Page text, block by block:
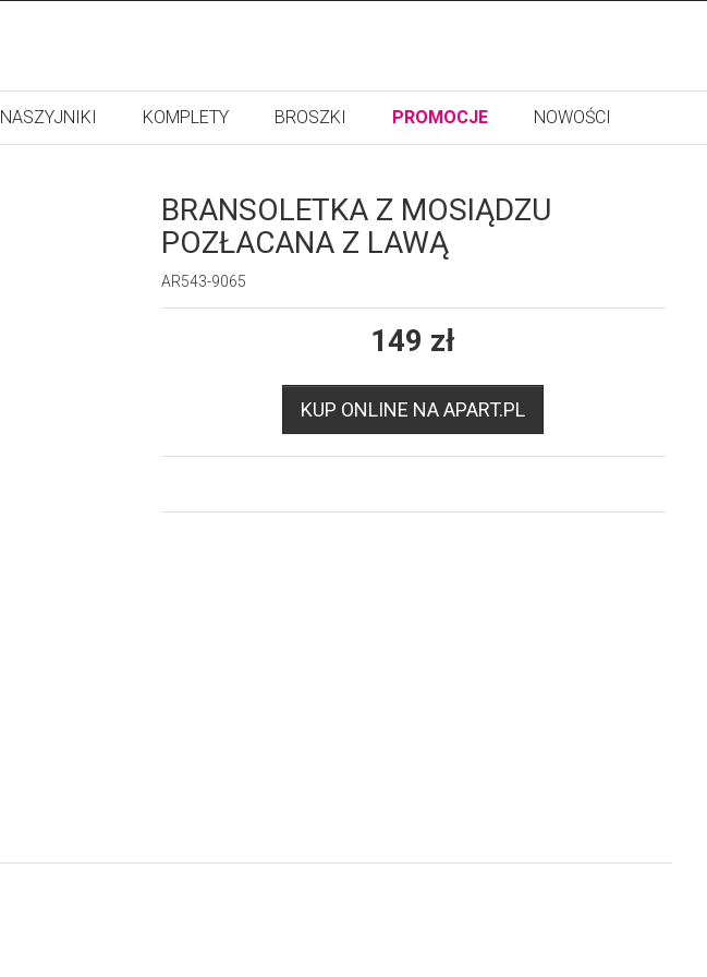
NASZYJNIKI KOMPLETY BROSZKI PROMOCJE NOWOŚCI
BRANSOLETKA Z MOSIĄDZU
POZŁACANA Z LAWĄ
AR543-9065
149 zł
KUP ONLINE NA APART.PL